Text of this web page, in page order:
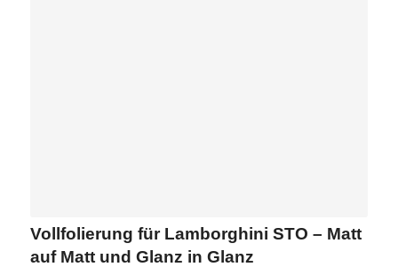
Vollfolierung für Lamborghini STO – Matt
auf Matt und Glanz in Glanz